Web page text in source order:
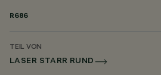
R686
TEIL VON
LASER STARR RUND